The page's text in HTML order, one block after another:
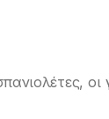
οι